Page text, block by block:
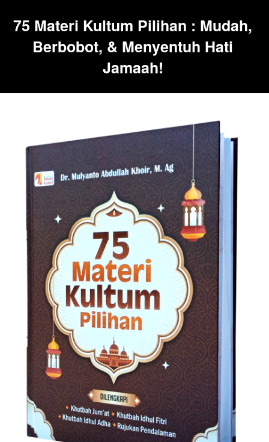
75 Materi Kultum Pilihan : Mudah,
Berbobot, & Menyentuh Hati
Jamaah!